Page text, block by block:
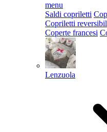
menu
Saldi copriletti
Copriletti
Coperte francesi
Lenzuola